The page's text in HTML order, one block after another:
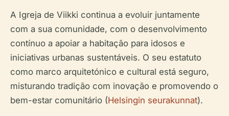
A Igreja de Viikki continua a evoluir juntamente
com a sua comunidade, com o desenvolvimento
contínuo a apoiar a habitação para idosos e
iniciativas urbanas sustentáveis. O seu estatuto
como marco arquitetónico e cultural está seguro,
misturando tradição com inovação e promovendo o
bem-estar comunitário (Helsingin seurakunnat).